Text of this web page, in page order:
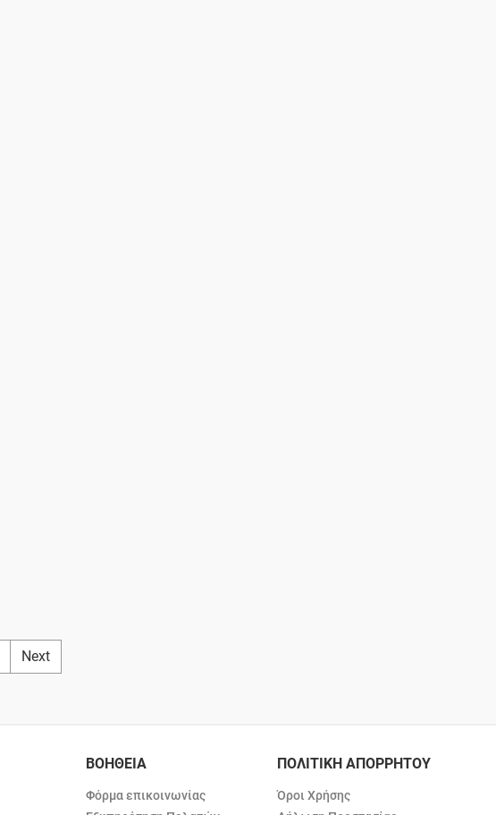
Next
ΒΟΗΘΕΙΑ
Φόρμα επικοινωνίας
ΠΟΛΙΤΙΚΗ ΑΠΟΡΡΗΤΟΥ
Όροι Χρήσης